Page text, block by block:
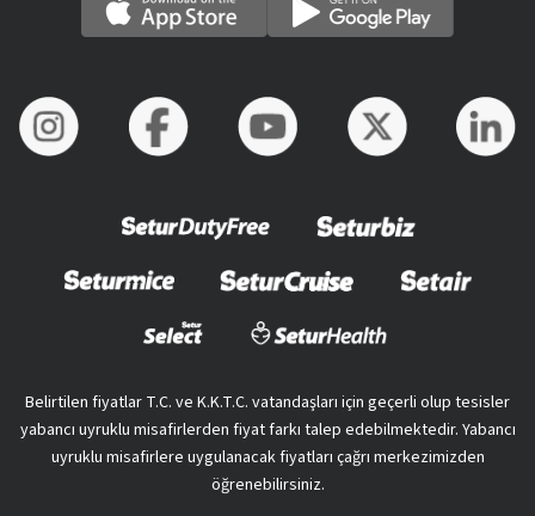
Belirtilen fiyatlar T.C. ve K.K.T.C. vatandaşları için geçerli olup tesisler
yabancı uyruklu misafirlerden fiyat farkı talep edebilmektedir. Yabancı
uyruklu misafirlere uygulanacak fiyatları çağrı merkezimizden
öğrenebilirsiniz.